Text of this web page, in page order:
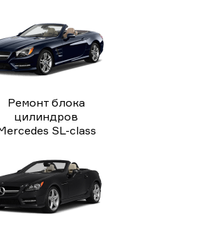
Ремонт блока
цилиндров
SL-class